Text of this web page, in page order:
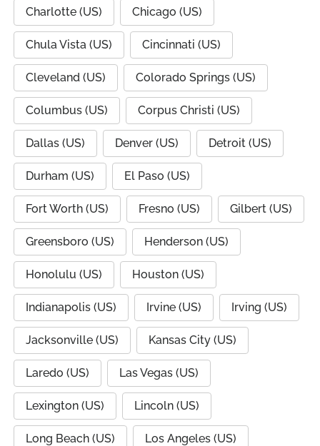
Charlotte (US) Chicago (US)
Chula Vista (US) Cincinnati (US)
Cleveland (US) Colorado Springs (US)
Columbus (US) Corpus Christi (US)
Dallas (US) Denver (US) Detroit (US)
Durham (US) El Paso (US)
Fort Worth (US) Fresno (US) Gilbert (US)
Greensboro (US) Henderson (US)
Honolulu (US) Houston (US)
Indianapolis (US) Irvine (US) Irving (US)
Jacksonville (US) Kansas City (US)
Laredo (US) Las Vegas (US)
Lexington (US) Lincoln (US)
Long Beach (US) Los Angeles (US)